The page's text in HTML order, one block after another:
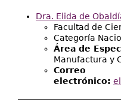
Dra. Elida de
Facultad de
Categoría
Área de
Manufactura y
Correo
electrónico: